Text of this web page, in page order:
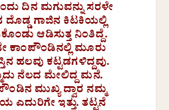
ದಿನ ಮಗುವನ್ನು ಸರಳೇ
ದೊಡ್ಡ ಗಾಜಿನ ಕಿಟಕಿಯಲ್ಲಿ
ಆಡಿಸುತ್ತ ನಿಂತಿದ್ದೆ.
ಕಾಂಪೌಂಡಿನಲ್ಲಿ ಮೂರು
ಹಲವು ಕಟ್ಟಡಗಳಿದ್ದವು.
ನೆಲದ ಮೇಲಿದ್ದ ಮನೆ.
ಮುಖ್ಯ ದ್ವಾರ ನಮ್ಮ
ಇತ್ತು. ತಟ್ಟನೆ